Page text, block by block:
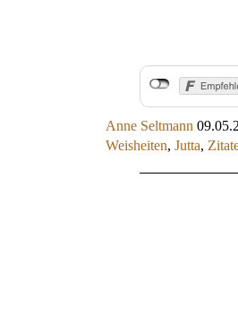
Anne Seltmann
Weisheiten, Jutta,